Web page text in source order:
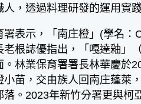
人，透過料理研發的運用實
示，「南庄橙」(學名：
老根誌優指出，「嘎達釉」
。林業保育署署長林華慶於
小苗，交由族人回南庄蓬萊
落。2023年新竹分署更與